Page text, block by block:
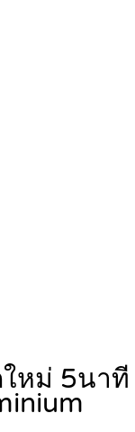
หม่ 5นา